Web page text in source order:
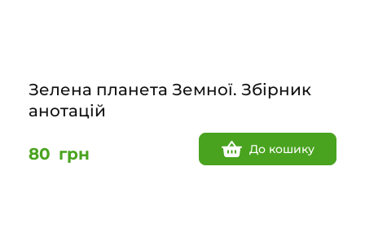
Зелена планета Земної. Збірник
анотацій
80 грн До кошику